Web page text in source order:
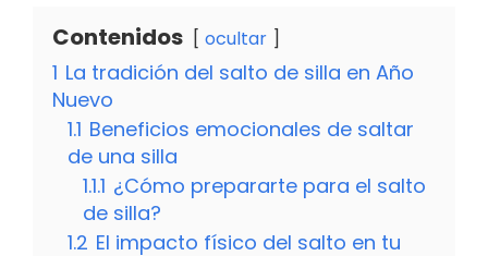
Contenidos ocultar
1 La tradición del salto de silla en Año
Nuevo
1.1 Beneficios emocionales de saltar
de una silla
1.1.1 ¿Cómo prepararte para el salto
de silla?
1.2 El impacto físico del salto en tu